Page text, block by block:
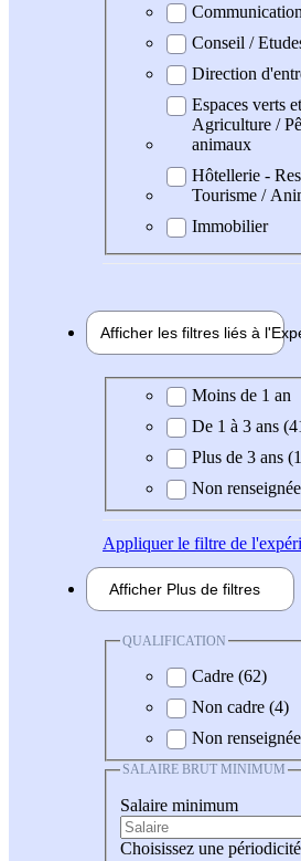
Conseil /
Direction
Espaces verts
Agriculture /
animaux
Hôtellerie -
Tourisme /
Immobilier
Afficher les filtres liés à l'
Expérience demandée
Moins de 1 an
De 1 à 3 ans
Plus de 3 ans
Non
Appliquerle filtre de
Afficher Plus de filtres
QUALIFICATION
Cadre (62)
Non cadre (4)
Non
SALAIRE BRUT MINIMUM
Salaire minimum
Choisissez une